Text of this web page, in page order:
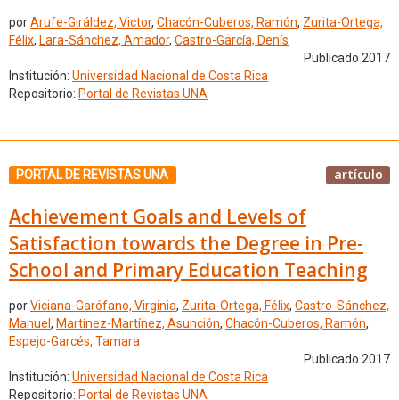
porArufe-Giráldez, Victor, Chacón-Cuberos, Ramón, Zurita-Ortega,
Félix, Lara-Sánchez, Amador, Castro-García, Denís
Publicado 2017
Institución: Universidad Nacional de Costa Rica
Repositorio: Portal de Revistas UNA
PORTAL DE REVISTAS UNA artículo
Achievement Goals and Levels of
Satisfaction towards the Degree in Pre-
School and Primary Education Teaching
porViciana-Garófano, Virginia, Zurita-Ortega, Félix, Castro-Sánchez,
Manuel , Martínez-Martínez, Asunción, Chacón-Cuberos, Ramón,
Espejo-Garcés, Tamara
Publicado 2017
Institución: Universidad Nacional de Costa Rica
Repositorio: Portal de Revistas UNA